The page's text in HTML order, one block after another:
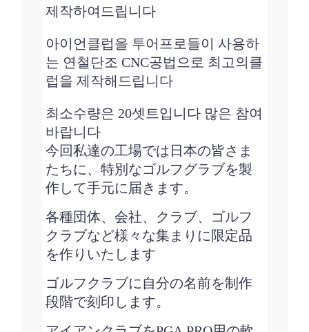
제작하여드립니다
아이언클럽을 투어프로들이 사용하
는 연철단조 CNC공법으로 최고의클
럽을 제작해드립니다
최소수량은 20셋트입니다 많은 참여
바랍니다
今回私達の工場では日本の皆さま
たちに、特別なゴルフグラブを製
作して手元に届きます。
各種団体、会社、クラブ、ゴルフ
クラブなど様々な集まりに 限定品
を作りいたします
ゴルフクラブに自分の名前を制作
段階で刻印します。